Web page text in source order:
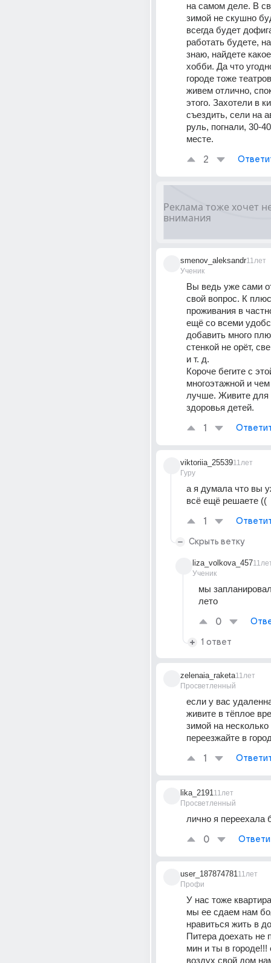
на самом деле. В
зимой не скушно
всегда будет
работать будете,
знаю, найдете
хобби. Да что
городе тоже
живем отлично,
этого. Захотели в
съездить, сели на
руль, погнали, 30-
месте.
2
smenov_aleksandr
Ученик
11лет
Вы ведь уже сами
свой вопрос. К
проживания в
ещё со всеми
добавить много
стенкой не орёт,
и т. д.
Короче бегите с
многоэтажной и
лучше. Живите для
здоровья детей.
1
viktoriia_25539
Гуру
11лет
а я думала что вы
всё ещё решаете ((
1
Скрыть ветку
liza_volkova_457
Ученик
мы
лето
0
1 ответ
zelenaia_raketa
Просветленный
11лет
если у вас
живите в тёплое
зимой на
переезжайте в
1
lika_2191
Просветленный
11лет
лично я переехала
0
user_187874781
Профи
11лет
У нас тоже
мы ее сдаем нам
нравиться жить в
Питера доехать не
мин и ты в городе!!!
воздух свой дом